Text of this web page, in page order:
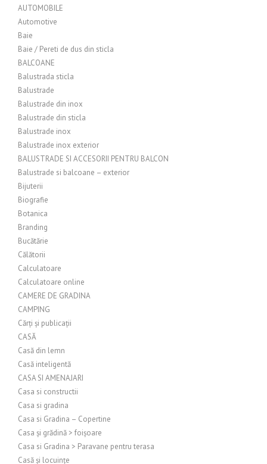
AUTOMOBILE
Automotive
Baie
Baie / Pereti de dus din sticla
BALCOANE
Balustrada sticla
Balustrade
Balustrade din inox
Balustrade din sticla
Balustrade inox
Balustrade inox exterior
BALUSTRADE SI ACCESORII PENTRU BALCON
Balustrade si balcoane – exterior
Bijuterii
Biografie
Botanica
Branding
Bucătărie
Călătorii
Calculatoare
Calculatoare online
CAMERE DE GRADINA
CAMPING
Cărți și publicații
CASĂ
Casă din lemn
Casă inteligentă
CASA SI AMENAJARI
Casa si constructii
Casa si gradina
Casa si Gradina – Copertine
Casa și grădină > foișoare
Casa si Gradina > Paravane pentru terasa
Casă și locuințe